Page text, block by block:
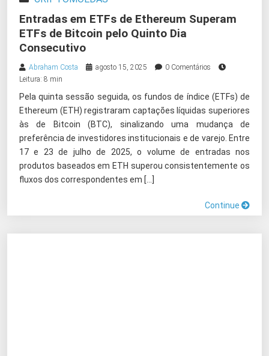
Entradas em ETFs de Ethereum Superam
ETFs de Bitcoin pelo Quinto Dia
Consecutivo
Abraham Costa agosto 15, 2025
0 Comentários
Leitura: 8 min
Pela quinta sessão seguida, os fundos de índice (ETFs) de
Ethereum (ETH) registraram captações líquidas superiores
às de Bitcoin (BTC), sinalizando uma mudança de
preferência de investidores institucionais e de varejo. Entre
17 e 23 de julho de 2025, o volume de entradas nos
produtos baseados em ETH superou consistentemente os
fluxos dos correspondentes em […]
Continue